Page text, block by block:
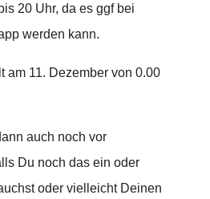
20 Uhr, da es ggf bei
werden kann.
am 11. Dezember von 0.00
auch noch vor
Du noch das ein oder
oder vielleicht Deinen